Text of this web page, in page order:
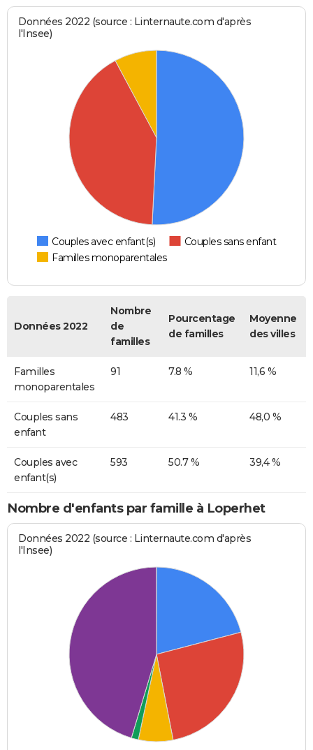
Données 2022 (source : Linternaute.com d'après
l'Insee)
Couples avec enfant(s)
Couples sans enfant
Familles monoparentales
Données 2022
Nombre
de
familles
Pourcentage
de familles
Moyenne
des villes
Familles
monoparentales
91 7.8 % 11,6 %
Couples sans
enfant
483 41.3 % 48,0 %
Couples avec
enfant(s)
593 50.7 % 39,4 %
Nombre d'enfants par famille à Loperhet
Données 2022 (source : Linternaute.com d'après
l'Insee)